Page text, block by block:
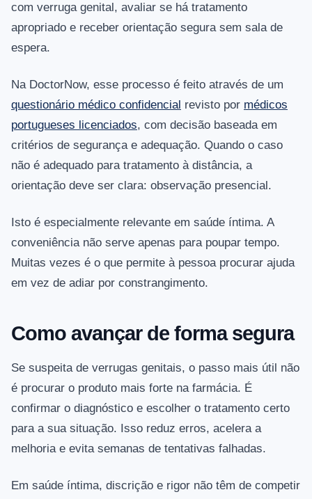
com verruga genital, avaliar se há tratamento
apropriado e receber orientação segura sem sala de
espera.
Na DoctorNow, esse processo é feito através de um
questionário médico confidencial revisto por médicos
portugueses licenciados, com decisão baseada em
critérios de segurança e adequação. Quando o caso
não é adequado para tratamento à distância, a
orientação deve ser clara: observação presencial.
Isto é especialmente relevante em saúde íntima. A
conveniência não serve apenas para poupar tempo.
Muitas vezes é o que permite à pessoa procurar ajuda
em vez de adiar por constrangimento.
Como avançar de forma segura
Se suspeita de verrugas genitais, o passo mais útil não
é procurar o produto mais forte na farmácia. É
confirmar o diagnóstico e escolher o tratamento certo
para a sua situação. Isso reduz erros, acelera a
melhoria e evita semanas de tentativas falhadas.
Em saúde íntima, discrição e rigor não têm de competir